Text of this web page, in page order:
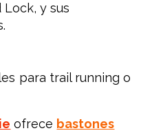
y sus
para trail running o
ofrece bastones